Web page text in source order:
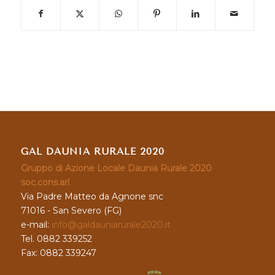
GAL DAUNIA RURALE 2020
Gruppo di Azione Locale Daunia Rurale 2020
soc.cons.arl
Via Padre Matteo da Agnone snc
71016 - San Severo (FG)
e-mail: info@galdauniarurale2020.it
Tel. 0882 339252
Fax: 0882 339247